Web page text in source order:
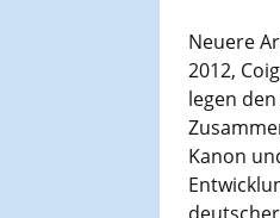
Neuere
2012,
legen
Kanon